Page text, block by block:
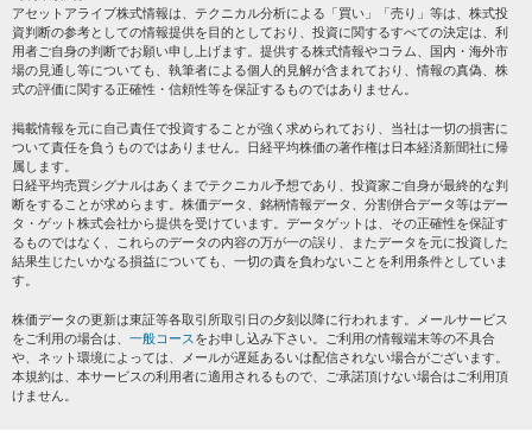
海外市況
投資カレンダー
格付け情報
プライバシーポリシー
会社案内
サイトマップ
過去データ
アセットアライブ株式情報は、テクニカル分析による「買い」「売り」等は、株式投
資判断の参考としての情報提供を目的としており、投資に関するすべての決定は、利
用者ご自身の判断でお願い申し上げます。提供する株式情報やコラム、国内・海外市
場の見通し等についても、執筆者による個人的見解が含まれており、情報の真偽、株
式の評価に関する正確性・信頼性等を保証するものではありません。
掲載情報を元に自己責任で投資することが強く求められており、当社は一切の損害に
ついて責任を負うものではありません。日経平均株価の著作権は日本経済新聞社に帰
属します。
日経平均売買シグナルはあくまでテクニカル予想であり、投資家ご自身が最終的な判
断をすることが求めらます。株価データ、銘柄情報データ、分割併合データ等はデー
タ・ゲット株式会社から提供を受けています。データゲットは、その正確性を保証す
るものではなく、これらのデータの内容の万が一の誤り、またデータを元に投資した
結果生じたいかなる損益についても、一切の責を負わないことを利用条件としていま
す。
株価データの更新は東証等各取引所取引日の夕刻以降に行われます。メールサービス
をご利用の場合は、 一般コース をお申し込み下さい。ご利用の情報端末等の不具合
や、ネット環境によっては、メールが遅延あるいは配信されない場合がございます。
本規約は、本サービスの利用者に適用されるもので、ご承諾頂けない場合はご利用頂
けません。